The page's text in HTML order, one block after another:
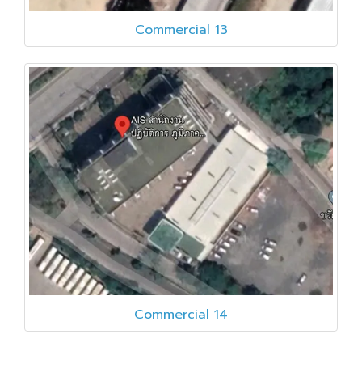
Commercial 13
Commercial 14